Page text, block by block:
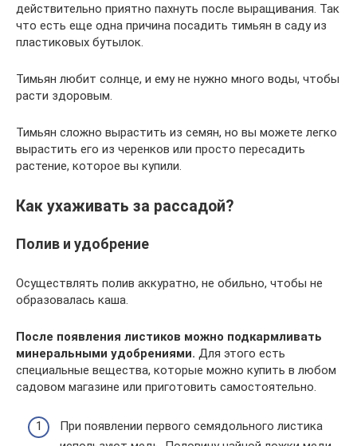
действительно приятно пахнуть после выращивания. Так
что есть еще одна причина посадить тимьян в саду из
пластиковых бутылок.
Тимьян любит солнце, и ему не нужно много воды, чтобы
расти здоровым.
Тимьян сложно вырастить из семян, но вы можете легко
вырастить его из черенков или просто пересадить
растение, которое вы купили.
Как ухаживать за рассадой?
Полив и удобрение
Осуществлять полив аккуратно, не обильно, чтобы не
образовалась каша.
После появления листиков можно подкармливать
минеральными удобрениями. Для этого есть
специальные вещества, которые можно купить в любом
садовом магазине или приготовить самостоятельно.
При появлении первого семядольного листика